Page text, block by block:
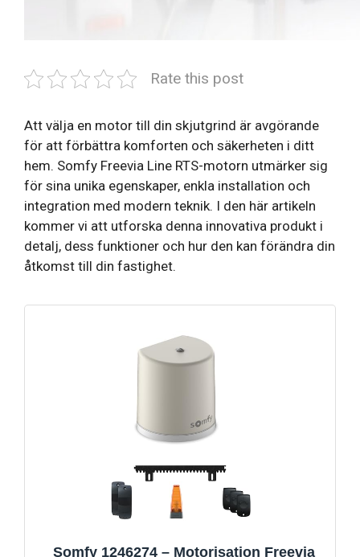
Rate this post
Att välja en motor till din skjutgrind är avgörande
för att förbättra komforten och säkerheten i ditt
hem. Somfy Freevia Line RTS-motorn utmärker sig
för sina unika egenskaper, enkla installation och
integration med modern teknik. I den här artikeln
kommer vi att utforska denna innovativa produkt i
detalj, dess funktioner och hur den kan förändra din
åtkomst till din fastighet.
Somfy 1246274 – Motorisation Freevia